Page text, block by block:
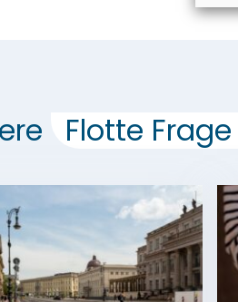
Flotte Frage